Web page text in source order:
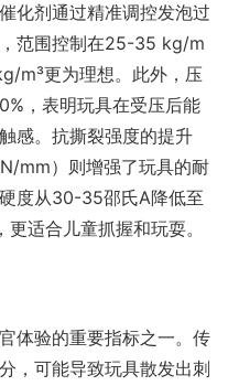
化剂通过精准调控发泡过
范围控制在25-35 kg/m
m³更为理想。此外，压
，表明玩具在受压后能
感。抗撕裂强度的提升
mm）则增强了玩具的耐
度从30-35邵氏A降低至
适合儿童抓握和玩耍。
体验的重要指标之一。传
，可能导致玩具散发出刺